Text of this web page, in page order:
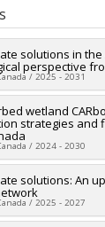
dans Papyrus
solutions in the
perspective
/ 2025 - 2031
Conseil de
Canada
(RGP)
ou de
wetland
strategies and
/ 2024 - 2030
Conseil de
Canada (CRSNG)
solutions: An
/ 2025 - 2027